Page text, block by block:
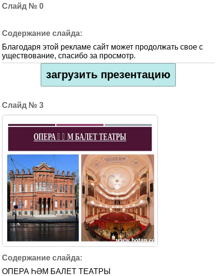
0
Благодаря этой рекламе сайт может продолжать свое с
уществование, спасибо за просмотр.
загрузить презентацию
3
ОПЕРА ҺӘМ БАЛЕТ ТЕАТРЫ